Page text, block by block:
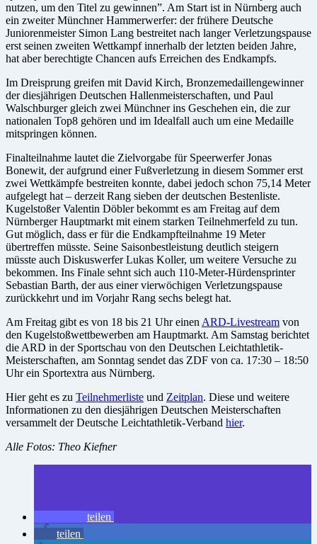
nutzen, um den Titel zu gewinnen”. Am Start ist in Nürnberg auch
ein zweiter Münchner Hammerwerfer: der frühere Deutsche
Juniorenmeister Simon Lang bestreitet nach langer Verletzungspause
erst seinen zweiten Wettkampf innerhalb der letzten beiden Jahre,
hat aber berechtigte Chancen aufs Erreichen des Endkampfs.
Im Dreisprung greifen mit David Kirch, Bronzemedaillengewinner
der diesjährigen Deutschen Hallenmeisterschaften, und Paul
Walschburger gleich zwei Münchner ins Geschehen ein, die zur
nationalen Top8 gehören und im Idealfall auch um eine Medaille
mitspringen können.
Finalteilnahme lautet die Zielvorgabe für Speerwerfer Jonas
Bonewit, der aufgrund einer Fußverletzung in diesem Sommer erst
zwei Wettkämpfe bestreiten konnte, dabei jedoch schon 75,14 Meter
aufgelegt hat – derzeit Rang sieben der deutschen Bestenliste.
Kugelstoßer Valentin Döbler bekommt es am Freitag auf dem
Nürnberger Hauptmarkt mit einem starken Teilnehmerfeld zu tun.
Gut möglich, dass er für die Endkampfteilnahme 19 Meter
übertreffen müsste. Seine Saisonbestleistung deutlich steigern
müsste auch Diskuswerfer Lukas Koller, um weitere Versuche zu
bekommen. Ins Finale sehnt sich auch 110-Meter-Hürdensprinter
Sebastian Barth, der aus einer vierwöchigen Verletzungspause
zurückkehrt und im Vorjahr Rang sechs belegt hat.
Am Freitag gibt es von 18 bis 21 Uhr einen ARD-Livestream von
den Kugelstoßwettbewerben am Hauptmarkt. Am Samstag berichtet
die ARD in der Sportschau von den Deutschen Leichtathletik-
Meisterschaften, am Sonntag sendet das ZDF von ca. 17:30 – 18:50
Uhr ein Sportextra aus Nürnberg.
Hier geht es zu Teilnehmerliste und Zeitplan. Diese und weitere
Informationen zu den diesjährigen Deutschen Meisterschaften
versammelt der Deutsche Leichtathletik-Verband hier.
Alle Fotos: Theo Kiefner
teilen
teilen